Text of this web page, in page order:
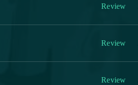
Review
Review
Review